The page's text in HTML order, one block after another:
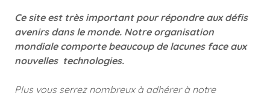
Ce site est très important pour répondre aux défis
avenirs dans le monde. Notre organisation
mondiale comporte beaucoup de lacunes face aux
nouvelles technologies.
Plus vous serrez nombreux à adhérer à notre